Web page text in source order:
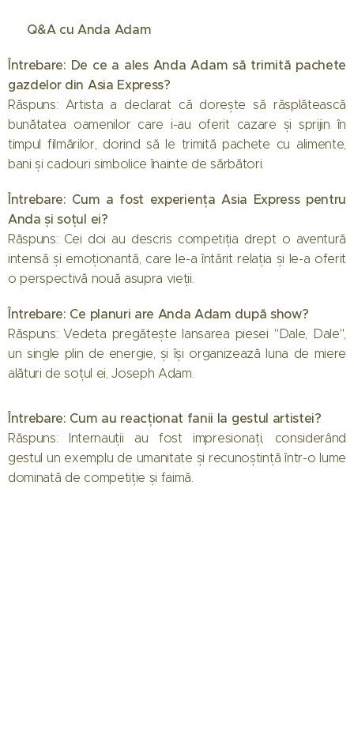
❓ Q&A cu Anda Adam
Întrebare: De ce a ales Anda Adam să trimită pachete
gazdelor din Asia Express?
Răspuns: Artista a declarat că dorește să răsplătească
bunătatea oamenilor care i-au oferit cazare și sprijin în
timpul filmărilor, dorind să le trimită pachete cu alimente,
bani și cadouri simbolice înainte de sărbători.
Întrebare: Cum a fost experiența Asia Express pentru
Anda și soțul ei?
Răspuns: Cei doi au descris competiția drept o aventură
intensă și emoționantă, care le-a întărit relația și le-a oferit
o perspectivă nouă asupra vieții.
Întrebare: Ce planuri are Anda Adam după show?
Răspuns: Vedeta pregătește lansarea piesei "Dale, Dale",
un single plin de energie, și își organizează luna de miere
alături de soțul ei, Joseph Adam.
Întrebare: Cum au reacționat fanii la gestul artistei?
Răspuns: Internauții au fost impresionați, considerând
gestul un exemplu de umanitate și recunoștință într-o lume
dominată de competiție și faimă.